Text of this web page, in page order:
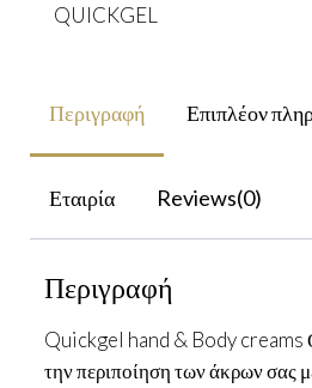
300
QUICKGEL
Περιγραφή Επιπλέον
Εταιρία Reviews(0)
Περιγραφή
Quickgel hand & Body creams
την περιποίηση των άκρων σας